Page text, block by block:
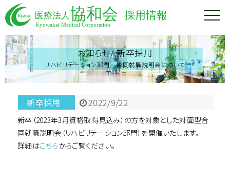
お知らせ/新卒採用
リハビリテーション部門 合同就職説明会について
新卒採用 2022/9/22
新卒（2023年3月資格取得見込み）の方を対象とした対面型合
同就職説明会（リハビリテーション部門）を開催いたします。
詳細はこちらからご覧ください。